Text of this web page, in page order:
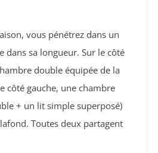
vous pénétrez dans un
dans sa longueur. Sur le côté
double équipée de la
côté gauche, une chambre
+ un lit simple superposé)
Toutes deux partagent